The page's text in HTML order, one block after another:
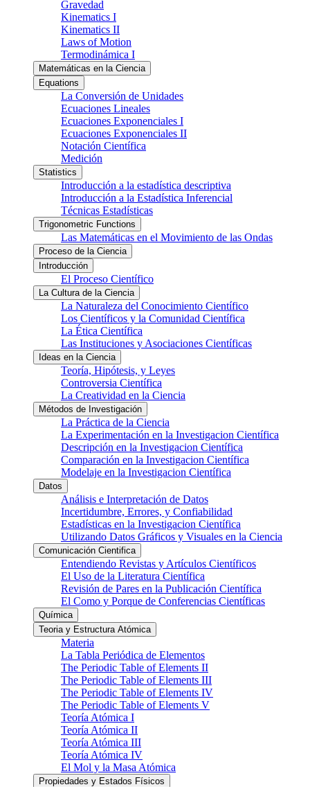
Gravedad
Kinematics I
Kinematics II
Laws of Motion
Termodinámica I
Matemáticas en la Ciencia
Equations
La Conversión de Unidades
Ecuaciones Lineales
Ecuaciones Exponenciales I
Ecuaciones Exponenciales II
Notación Científica
Medición
Statistics
Introducción a la estadística descriptiva
Introducción a la Estadística Inferencial
Técnicas Estadísticas
Trigonometric Functions
Las Matemáticas en el Movimiento de las Ondas
Proceso de la Ciencia
Introducción
El Proceso Científico
La Cultura de la Ciencia
La Naturaleza del Conocimiento Científico
Los Científicos y la Comunidad Científica
La Ética Científica
Las Instituciones y Asociaciones Científicas
Ideas en la Ciencia
Teoría, Hipótesis, y Leyes
Controversia Científica
La Creatividad en la Ciencia
Métodos de Investigación
La Práctica de la Ciencia
La Experimentación en la Investigacion Científica
Descripción en la Investigacion Científica
Comparación en la Investigacion Científica
Modelaje en la Investigacion Científica
Datos
Análisis e Interpretación de Datos
Incertidumbre, Errores, y Confiabilidad
Estadísticas en la Investigacion Científica
Utilizando Datos Gráficos y Visuales en la Ciencia
Comunicación Cientifica
Entendiendo Revistas y Artículos Científicos
El Uso de la Literatura Científica
Revisión de Pares en la Publicación Científica
El Como y Porque de Conferencias Científicas
Química
Teoria y Estructura Atómica
Materia
La Tabla Periódica de Elementos
The Periodic Table of Elements II
The Periodic Table of Elements III
The Periodic Table of Elements IV
The Periodic Table of Elements V
Teoría Atómica I
Teoría Atómica II
Teoría Atómica III
Teoría Atómica IV
El Mol y la Masa Atómica
Propiedades y Estados Físicos